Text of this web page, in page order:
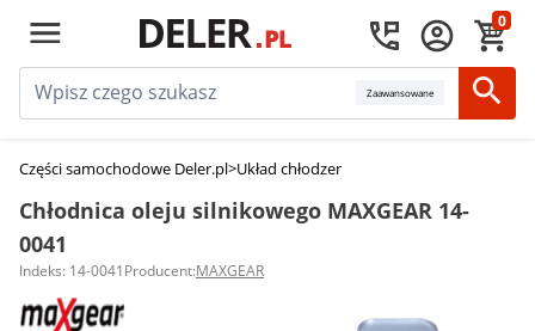
0
Zaawansowane
Części samochodowe Deler.pl>Układ chłodzenia silnika
Chłodnica oleju silnikowego MAXGEAR 14-
0041
Indeks: 14-0041Producent:MAXGEAR